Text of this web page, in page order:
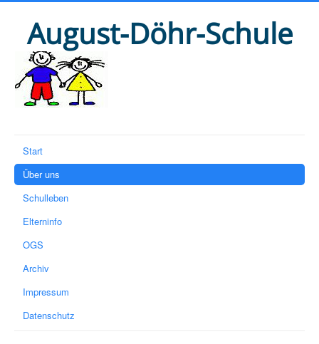
August-Döhr-Schule
Start
Über uns
Schulleben
Elterninfo
OGS
Archiv
Impressum
Datenschutz